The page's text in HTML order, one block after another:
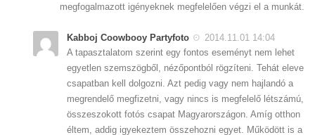
megfogalmazott igényeknek megfelelően végzi el a munkát.
Kabboj Coowbooy Partyfoto
2014.11.01 14:04
A tapasztalatom szerint egy fontos eseményt nem lehet
egyetlen szemszögből, nézőpontból rögzíteni. Tehát eleve
csapatban kell dolgozni. Azt pedig vagy nem hajlandó a
megrendelő megfizetni, vagy nincs is megfelelő létszámú,
összeszokott fotós csapat Magyarországon. Amíg otthon
éltem, addig igyekeztem összehozni egyet. Működött is a